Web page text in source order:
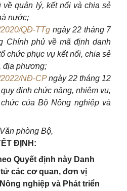
về quản lý, kết nối và chia sẻ
nước;
QĐ-TTg ngày 22 tháng 7
Chính phủ về mã định danh
chức phục vụ kết nối, chia sẻ
địa phương;
NĐ-CPngày 22 tháng 12
định chức năng, nhiệm vụ,
của Bộ Nông nghiệp và
phòng Bộ,
ĐỊNH:
Quyết định này Danh
các cơ quan, đơn vị
nghiệp và Phát triển